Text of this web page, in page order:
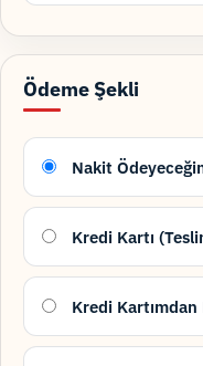
Ödeme Şekli
Nakit
Kredi Kartı
Kredi